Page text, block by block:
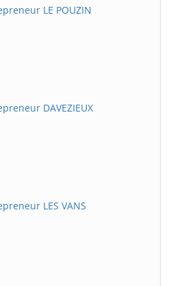
LE POUZIN
DAVEZIEUX
LES VANS